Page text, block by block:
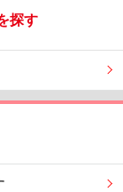
探す